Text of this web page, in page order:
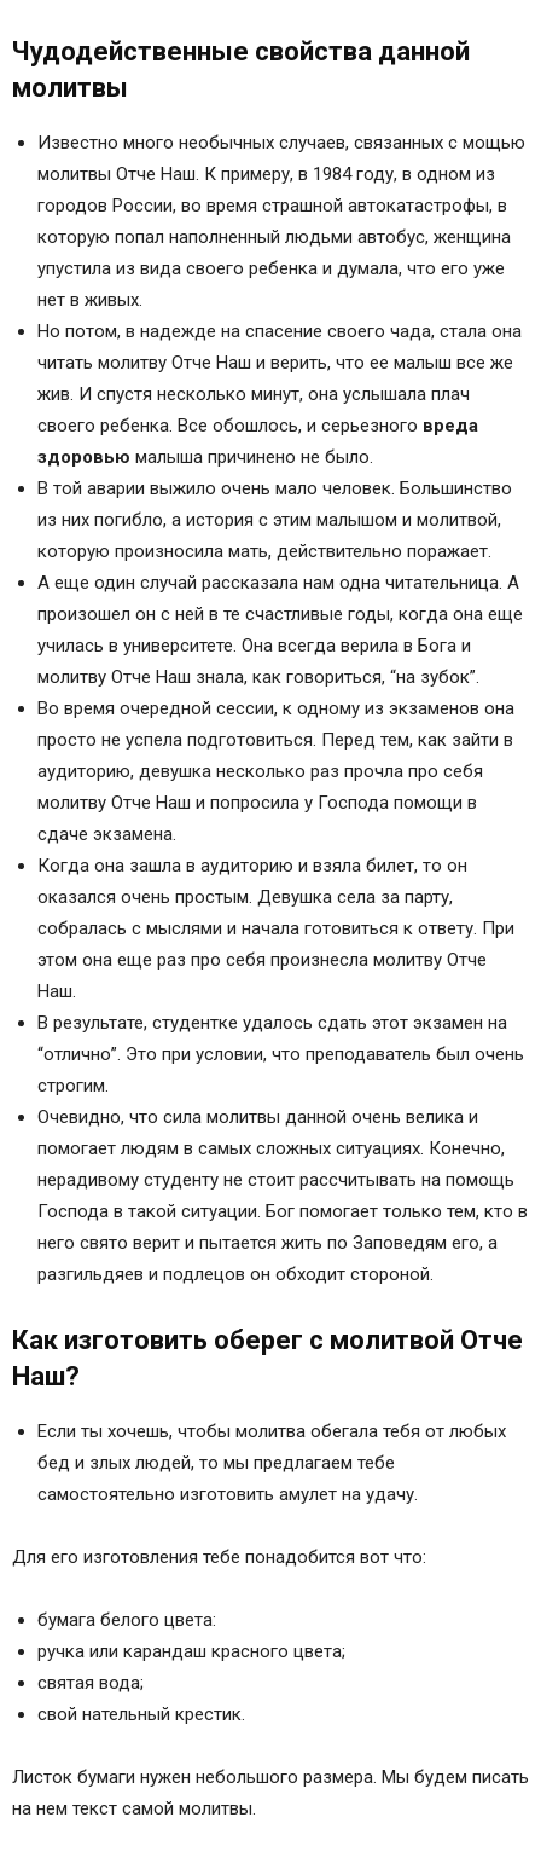
Чудодейственные свойства данной
молитвы
Известно много необычных случаев, связанных с мощью
молитвы Отче Наш. К примеру, в 1984 году, в одном из
городов России, во время страшной автокатастрофы, в
которую попал наполненный людьми автобус, женщина
упустила из вида своего ребенка и думала, что его уже
нет в живых.
Но потом, в надежде на спасение своего чада, стала она
читать молитву Отче Наш и верить, что ее малыш все же
жив. И спустя несколько минут, она услышала плач
своего ребенка. Все обошлось, и серьезного вреда
здоровью малыша причинено не было.
В той аварии выжило очень мало человек. Большинство
из них погибло, а история с этим малышом и молитвой,
которую произносила мать, действительно поражает.
А еще один случай рассказала нам одна читательница. А
произошел он с ней в те счастливые годы, когда она еще
училась в университете. Она всегда верила в Бога и
молитву Отче Наш знала, как говориться, “на зубок”.
Во время очередной сессии, к одному из экзаменов она
просто не успела подготовиться. Перед тем, как зайти в
аудиторию, девушка несколько раз прочла про себя
молитву Отче Наш и попросила у Господа помощи в
сдаче экзамена.
Когда она зашла в аудиторию и взяла билет, то он
оказался очень простым. Девушка села за парту,
собралась с мыслями и начала готовиться к ответу. При
этом она еще раз про себя произнесла молитву Отче
Наш.
В результате, студентке удалось сдать этот экзамен на
“отлично”. Это при условии, что преподаватель был очень
строгим.
Очевидно, что сила молитвы данной очень велика и
помогает людям в самых сложных ситуациях. Конечно,
нерадивому студенту не стоит рассчитывать на помощь
Господа в такой ситуации. Бог помогает только тем, кто в
него свято верит и пытается жить по Заповедям его, а
разгильдяев и подлецов он обходит стороной.
Как изготовить оберег с молитвой Отче
Наш?
Если ты хочешь, чтобы молитва обегала тебя от любых
бед и злых людей, то мы предлагаем тебе
самостоятельно изготовить амулет на удачу.
Для его изготовления тебе понадобится вот что:
бумага белого цвета:
ручка или карандаш красного цвета;
святая вода;
свой нательный крестик.
Листок бумаги нужен небольшого размера. Мы будем писать
на нем текст самой молитвы.